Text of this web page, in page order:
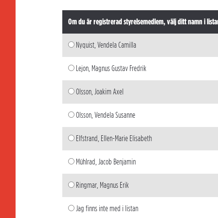
Om du är registrerad styrelsemedlem, välj ditt namn i
Nyquist, Vendela Camilla
Lejon, Magnus Gustav Fredrik
Olsson, Joakim Axel
Olsson, Vendela Susanne
Elfstrand, Ellen-Marie Elisabeth
Mühlrad, Jacob Benjamin
Ringmar, Magnus Erik
Jag finns inte med i listan